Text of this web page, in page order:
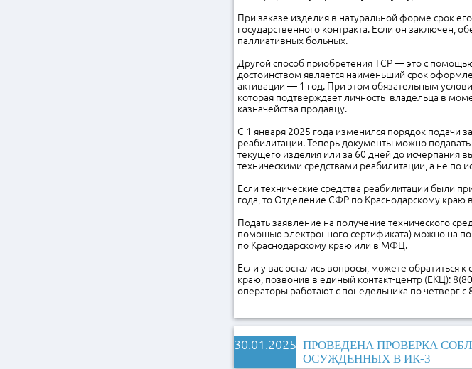
При заказе изделия в натуральной форме срок
государственного контракта. Если он заключен,
паллиативных больных.
Другой способ приобретения ТСР — это с
достоинством является наименьший срок
активации — 1 год. При этом обязательным
которая подтверждает личность владельца в
казначейства продавцу.
С 1 января 2025 года изменился порядок подачи
реабилитации. Теперь документы можно подавать
текущего изделия или за 60 дней до исчерпания
техническими средствами реабилитации, а не по
Если технические средства реабилитации были
года, то Отделение СФР по Краснодарскому краю
Подать заявление на получение технического
помощью электронного сертификата) можно на
по Краснодарскому краю или в МФЦ.
Если у вас остались вопросы, можете
краю, позвонив в единый контакт-центр (ЕКЦ):
операторы работают с понедельника по четверг
30.01.2025 ПРОВЕДЕНА ПРОВЕРКА
ОСУЖДЕННЫХ В ИК-3